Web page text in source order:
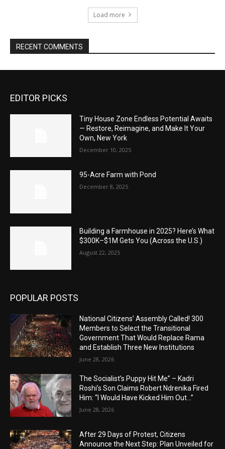
Load more
RECENT COMMENTS
EDITOR PICKS
Tiny House Zone Endless Potential Awaits
— Restore, Reimagine, and Make It Your
Own, New York
December 10, 2025
95-Acre Farm with Pond
December 8, 2025
Building a Farmhouse in 2025? Here’s What
$300K–$1M Gets You (Across the U.S.)
August 22, 2025
POPULAR POSTS
National Citizens’ Assembly Called! 300
Members to Select the Transitional
Government That Would Replace Rama
and Establish Three New Institutions
June 28, 2026
The Socialist’s Puppy Hit Me” – Kadri
Roshi’s Son Claims Robert Ndrenika Fired
Him: “I Would Have Kicked Him Out…”
June 28, 2026
After 29 Days of Protest, Citizens
Announce the Next Step: Plan Unveiled for